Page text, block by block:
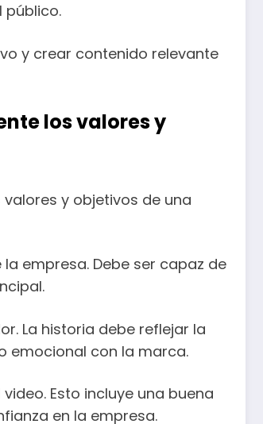
público.
y crear contenido relevante
los valores y
y objetivos de una
empresa. Debe ser capaz de
La historia debe reflejar la
emocional con la marca.
Esto incluye una buena
en la empresa.